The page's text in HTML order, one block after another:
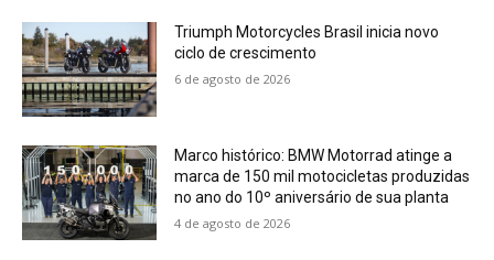
Triumph Motorcycles Brasil inicia novo
ciclo de crescimento
6 de agosto de 2026
Marco histórico: BMW Motorrad atinge a
marca de 150 mil motocicletas produzidas
no ano do 10º aniversário de sua planta
4 de agosto de 2026